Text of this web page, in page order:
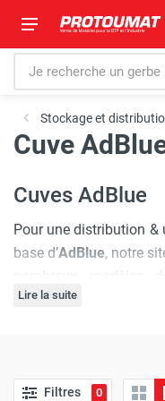
Stockage et
Cuve
Cuves AdBlue
Pour une distribution &
base d’AdBlue, notre
nombreux modèles
professionnels.
des contenances
que du meilleur
Lire la suite
Filtres 0